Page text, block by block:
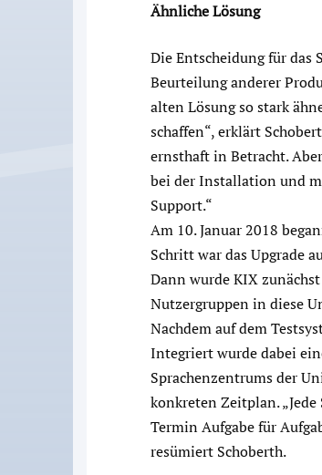
Ähnliche Lösung
Die Entscheidung für das
Beurteilung anderer
alten Lösung so stark
schaffen“, erklärt
ernsthaft in Betracht.
bei der Installation und
Support.“
Am 10. Januar 2018
Schritt war das Upgrade
Dann wurde KIX
Nutzergruppen in diese
Nachdem auf dem
Integriert wurde dabei
Sprachenzentrums der
konkreten Zeitplan.
Termin Aufgabe für
resümiert Schoberth.